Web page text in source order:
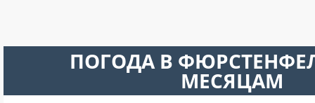
ПОГОДА В
МЕСЯЦАМ